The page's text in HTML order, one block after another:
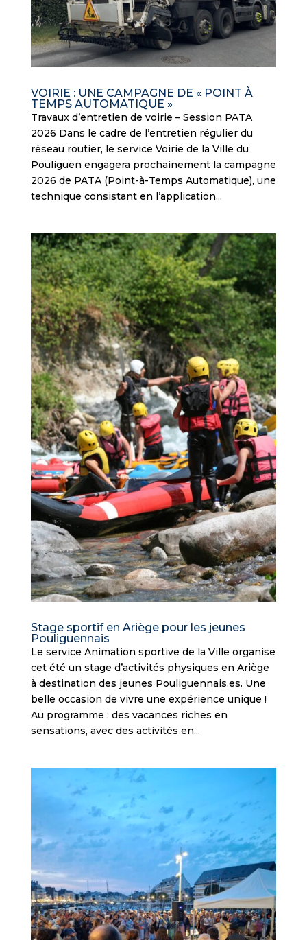
VOIRIE : UNE CAMPAGNE DE « POINT À
TEMPS AUTOMATIQUE »
Travaux d’entretien de voirie – Session PATA
2026 Dans le cadre de l’entretien régulier du
réseau routier, le service Voirie de la Ville du
Pouliguen engagera prochainement la campagne
2026 de PATA (Point-à-Temps Automatique), une
technique consistant en l’application...
Stage sportif en Ariège pour les jeunes
Pouliguennais
Le service Animation sportive de la Ville organise
cet été un stage d’activités physiques en Ariège
à destination des jeunes Pouliguennais.es. Une
belle occasion de vivre une expérience unique !
Au programme : des vacances riches en
sensations, avec des activités en...